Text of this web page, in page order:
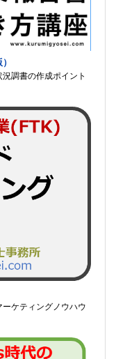
調書の作成ポイント
ケティングノウハウ